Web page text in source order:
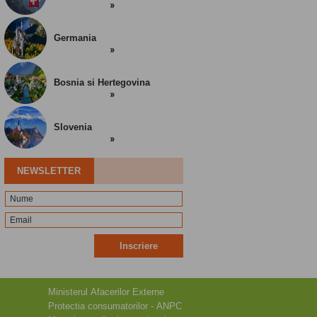
Germania
Bosnia si Hertegovina
Slovenia
NEWSLETTER
Inscriere
Ministerul Afacerilor Externe
Protectia consumatorilor - ANPC